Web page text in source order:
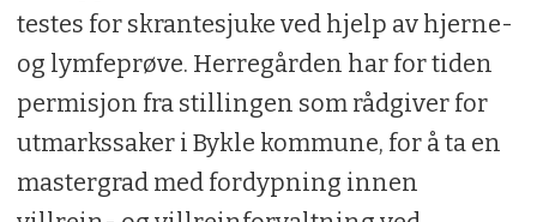
testes for skrantesjuke ved hjelp av hjerne-
og lymfeprøve. Herregården har for tiden
permisjon fra stillingen som rådgiver for
utmarkssaker i Bykle kommune, for å ta en
mastergrad med fordypning innen